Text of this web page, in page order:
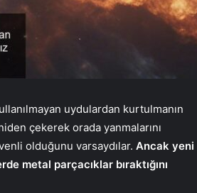
uydulardan kurtulmanın
çekerek orada yanmalarını
olduğunu varsaydılar. Ancak yeni
metal parçacıklar bıraktığını